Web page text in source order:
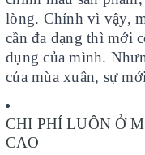
lòng. Chính vì vậy,
cần đa dạng thì mới
dụng của mình.
của mùa xuân, sự
CHI PHÍ LUÔN Ở
CAO